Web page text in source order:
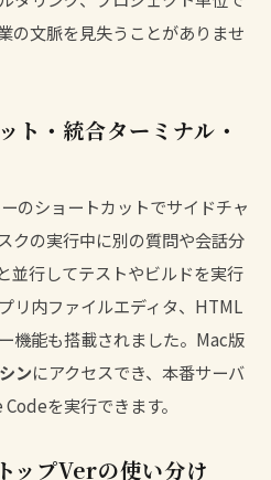
の文脈を見失うことがありませ
・統合ターミナル・
のショートカットでサイドチャ
クの実行中に別の質問や会話分
並行してテストやビルドを実行
リ内ファイルエディタ、HTML
機能も搭載されました。Mac版
ンにアクセスでき、本番サーバ
を実行できます。
プVerの使い分け